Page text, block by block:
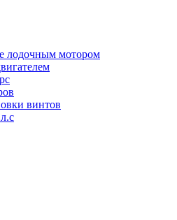
лодочным мотором
винтов